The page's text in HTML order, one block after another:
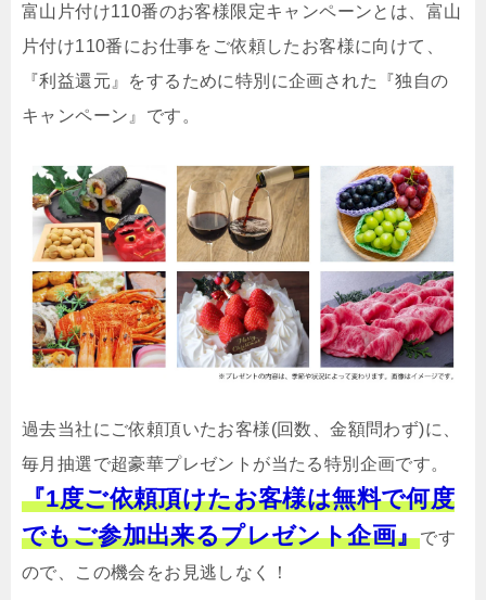
富山片付け110番のお客様限定キャンペーンとは、富山
片付け110番にお仕事をご依頼したお客様に向けて、
『利益還元』をするために特別に企画された『独自の
キャンペーン』です。
過去当社にご依頼頂いたお客様(回数、金額問わず)に、
毎月抽選で超豪華プレゼントが当たる特別企画です。
『1度ご依頼頂けたお客様は無料で何度
でもご参加出来るプレゼント企画』です
ので、この機会をお見逃しなく！